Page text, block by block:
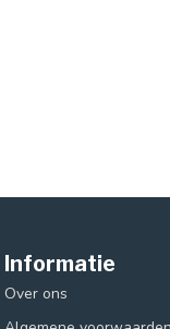
Informatie
Over ons